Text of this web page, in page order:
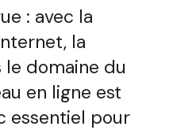
: avec la
la
domaine du
en ligne est
essentiel pour